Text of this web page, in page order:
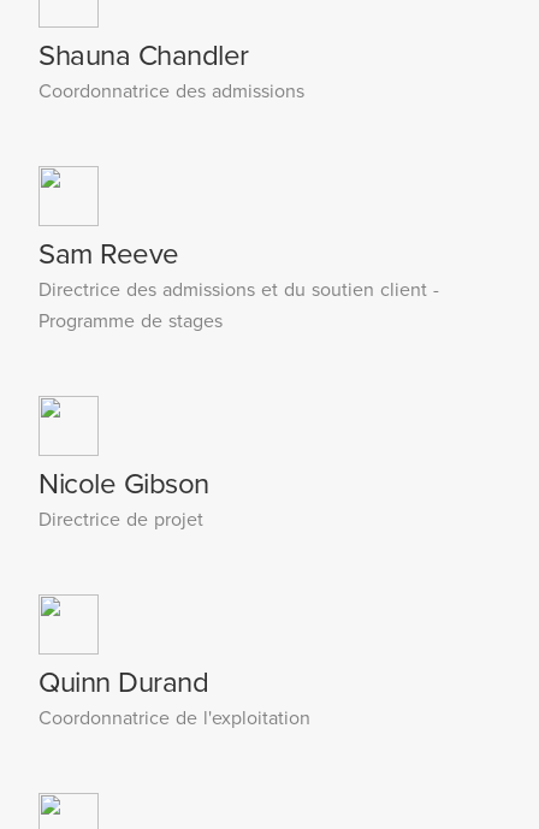
Shauna Chandler
Coordonnatrice des admissions
Sam Reeve
Directrice des admissions et du soutien client -
Programme de stages
Nicole Gibson
Directrice de projet
Quinn Durand
Coordonnatrice de l'exploitation